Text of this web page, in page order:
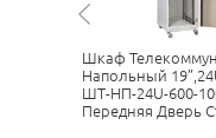
Шкаф
Напольный
ШТ-НП-24U-600-
Передняя Дверь